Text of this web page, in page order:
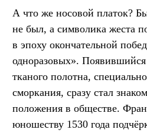
А что же носовой платок?
не был, а символика жеста
в эпоху окончательной
одноразовых».
тканого полотна,
сморкания, сразу стал
положения в обществе.
юношеству 1530 года